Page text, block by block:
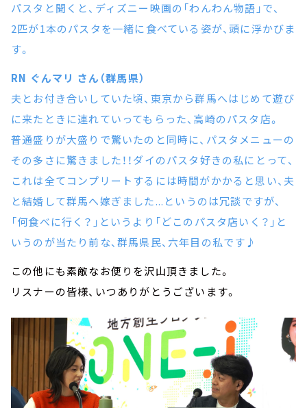
パスタと聞くと、ディズニー映画の「わんわん物語」で、
2匹が1本のパスタを一緒に食べている姿が、頭に浮かびま
す。
RN ぐんマリ さん（群馬県）
夫とお付き合いしていた頃、東京から群馬へはじめて遊び
に来たときに連れていってもらった、高崎のパスタ店。
普通盛りが大盛りで驚いたのと同時に、パスタメニューの
その多さに驚きました！！ダイのパスタ好きの私にとって、
これは全てコンプリートするには時間がかかると思い、夫
と結婚して群馬へ嫁ぎました...というのは冗談ですが、
「何食べに行く？」というより「どこのパスタ店いく？」と
いうのが当たり前な、群馬県民、六年目の私です♪
この他にも素敵なお便りを沢山頂きました。
リスナーの皆様、いつありがとうございます。